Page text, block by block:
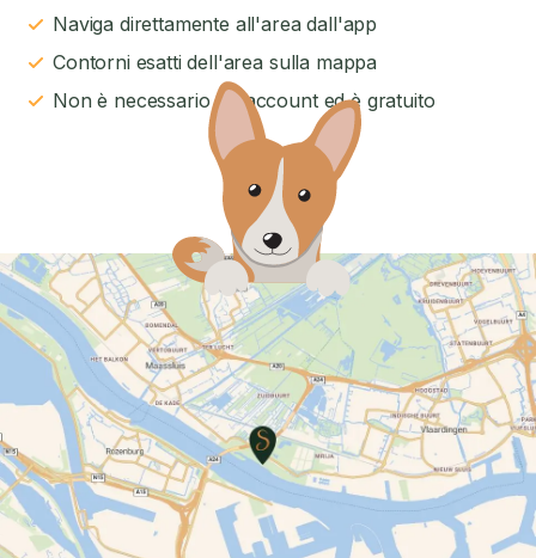
Naviga direttamente all'area dall'app
Contorni esatti dell'area sulla mappa
Non è necessario un account ed è gratuito